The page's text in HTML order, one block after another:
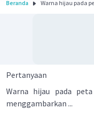
Beranda Warna hijau pada
Pertanyaan
Warna hijau pada
menggambarkan ...